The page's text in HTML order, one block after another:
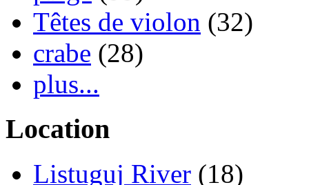
Têtes de violon (32)
crabe (28)
plus...
Location
Listuguj River (18)